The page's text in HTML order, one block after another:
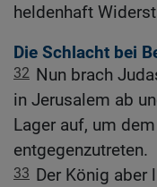
heldenhaft
Die Schlacht bei
32 Nun brach
in Jerusalem ab
Lager auf, um
entgegenzutreten.
33 Der König aber